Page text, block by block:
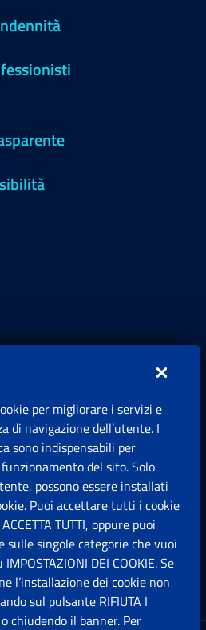
per migliorare i servizi e
di navigazione dell’utente. I
sono indispensabili per
del sito. Solo
possono essere installati
Puoi accettare tutti i cookie
TUTTI, oppure puoi
singole categorie che vuoi
DEI COOKIE. Se
l’installazione dei cookie non
sul pulsante RIFIUTA I
o chiudendo il banner. Per